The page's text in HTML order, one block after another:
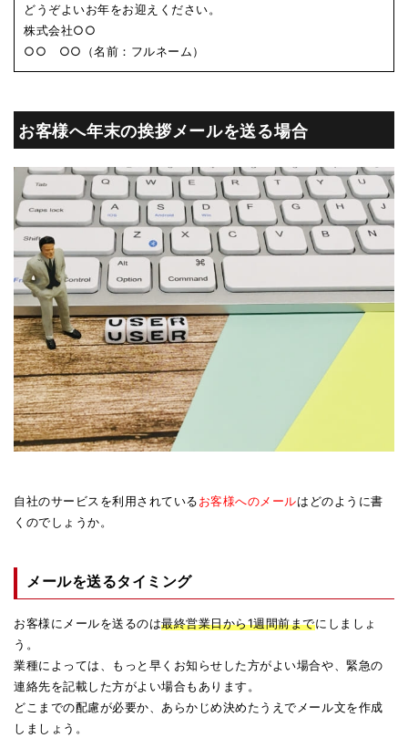
どうぞよいお年をお迎えください。
株式会社○○
○○ ○○（名前：フルネーム）
お客様へ年末の挨拶メールを送る場合
自社のサービスを利用されているお客様へのメールはどのように書
くのでしょうか。
メールを送るタイミング
お客様にメールを送るのは最終営業日から1週間前までにしましょ
う。
業種によっては、もっと早くお知らせした方がよい場合や、緊急の
連絡先を記載した方がよい場合もあります。
どこまでの配慮が必要か、あらかじめ決めたうえでメール文を作成
しましょう。